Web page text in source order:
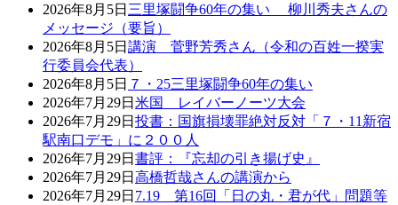
2026年8月5日 三里塚闘争60年の集い 柳川秀夫さんの
メッセージ（要旨）
2026年8月5日 講演 菅野芳秀さん（令和の百姓一揆実
行委員会代表）
2026年8月5日 ７・25三里塚闘争60年の集い
2026年7月29日 米国 レイバーノーツ大会
2026年7月29日 投書：国旗損壊罪絶対反対「７・11新宿
駅南口デモ」に２００人
2026年7月29日 書評：『忘却の引き揚げ史』
2026年7月29日 高橋哲哉さんの講演から
2026年7月29日 7.19 第16回「日の丸・君が代」問題等